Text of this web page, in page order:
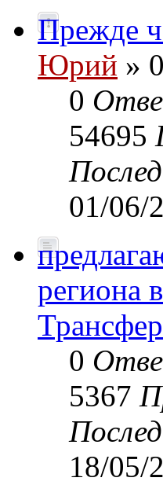
Прежде
Юрий »
0
54695
01/06/
региона
Трансфер
0
5367
18/05/